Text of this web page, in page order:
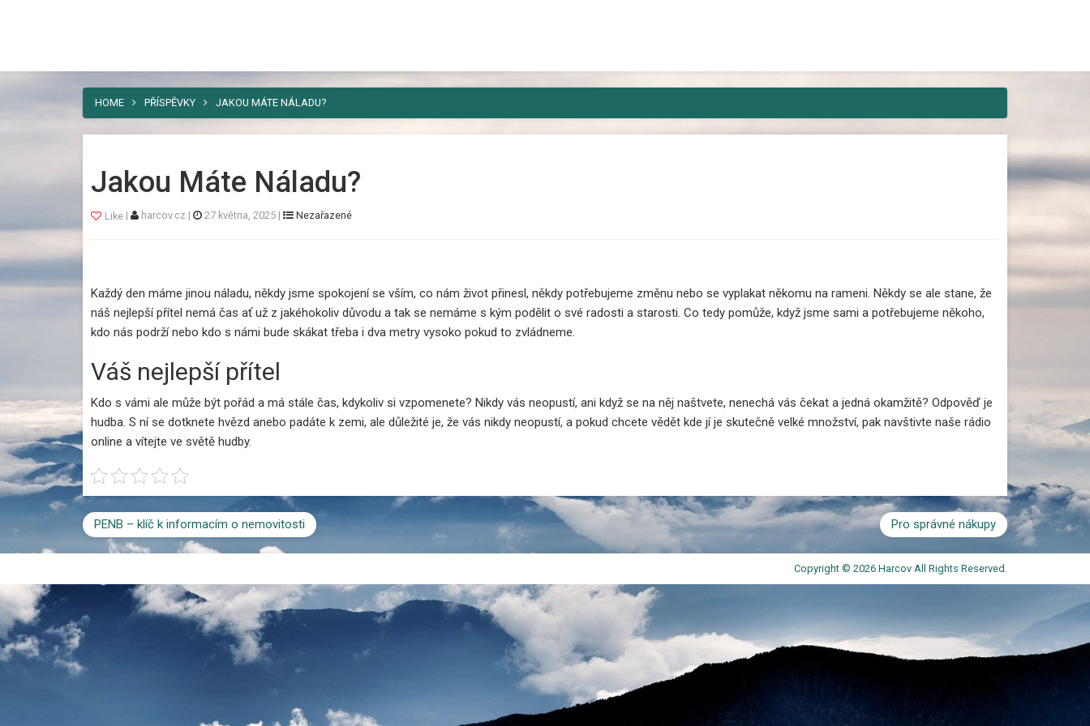
HOME PŘÍSPĚVKY JAKOU MÁTE NÁLADU?
Jakou Máte Náladu?
Like| harcov.cz | 27 května, 2025| Nezařazené
Každý den máme jinou náladu, někdy jsme spokojení se vším, co nám život přinesl, někdy potřebujeme změnu nebo se vyplakat někomu na rameni. Někdy se ale stane, že
náš nejlepší přítel nemá čas ať už z jakéhokoliv důvodu a tak se nemáme s kým podělit o své radosti a starosti. Co tedy pomůže, když jsme sami a potřebujeme někoho,
kdo nás podrží nebo kdo s námi bude skákat třeba i dva metry vysoko pokud to zvládneme.
Váš nejlepší přítel
Kdo s vámi ale může být pořád a má stále čas, kdykoliv si vzpomenete? Nikdy vás neopustí, ani když se na něj naštvete, nenechá vás čekat a jedná okamžitě? Odpověď je
hudba. S ní se dotknete hvězd anebo padáte k zemi, ale důležité je, že vás nikdy neopustí, a pokud chcete vědět kde jí je skutečně velké množství, pak navštivte naše rádio
online a vítejte ve světě hudby.
PENB – klíč k informacím o nemovitosti Pro správné nákupy
Copyright © 2026 Harcov All Rights Reserved.